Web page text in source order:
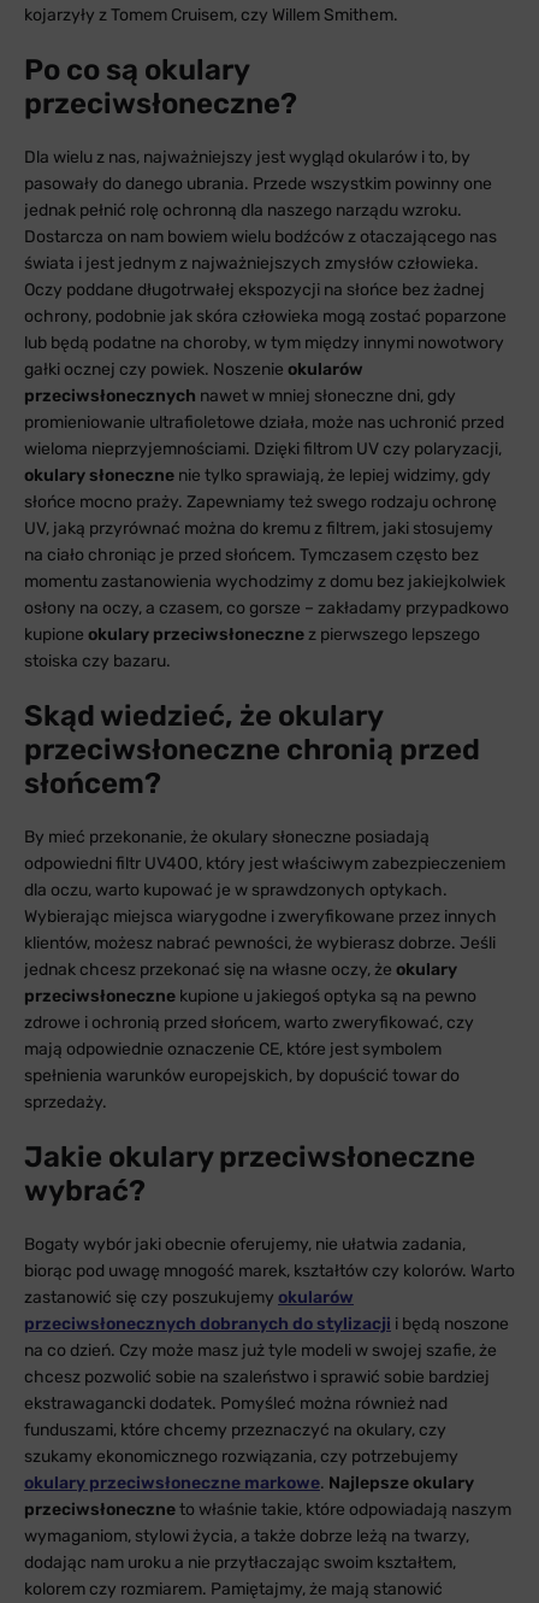
kojarzyły z Tomem Cruisem, czy Willem Smithem.
Po co są okulary
przeciwsłoneczne?
Dla wielu z nas, najważniejszy jest wygląd okularów i to, by
pasowały do danego ubrania. Przede wszystkim powinny one
jednak pełnić rolę ochronną dla naszego narządu wzroku.
Dostarcza on nam bowiem wielu bodźców z otaczającego nas
świata i jest jednym z najważniejszych zmysłów człowieka.
Oczy poddane długotrwałej ekspozycji na słońce bez żadnej
ochrony, podobnie jak skóra człowieka mogą zostać poparzone
lub będą podatne na choroby, w tym między innymi nowotwory
gałki ocznej czy powiek. Noszenie okularów
przeciwsłonecznych nawet w mniej słoneczne dni, gdy
promieniowanie ultrafioletowe działa, może nas uchronić przed
wieloma nieprzyjemnościami. Dzięki filtrom UV czy polaryzacji,
okulary słoneczne nie tylko sprawiają, że lepiej widzimy, gdy
słońce mocno praży. Zapewniamy też swego rodzaju ochronę
UV, jaką przyrównać można do kremu z filtrem, jaki stosujemy
na ciało chroniąc je przed słońcem. Tymczasem często bez
momentu zastanowienia wychodzimy z domu bez jakiejkolwiek
osłony na oczy, a czasem, co gorsze – zakładamy przypadkowo
kupione okulary przeciwsłonecznez pierwszego lepszego
stoiska czy bazaru.
Skąd wiedzieć, że okulary
przeciwsłoneczne chronią przed
słońcem?
By mieć przekonanie, że okulary słoneczne posiadają
odpowiedni filtr UV400, który jest właściwym zabezpieczeniem
dla oczu, warto kupować je w sprawdzonych optykach.
Wybierając miejsca wiarygodne i zweryfikowane przez innych
klientów, możesz nabrać pewności, że wybierasz dobrze. Jeśli
jednak chcesz przekonać się na własne oczy, że okulary
przeciwsłoneczne kupione u jakiegoś optyka są na pewno
zdrowe i ochronią przed słońcem, warto zweryfikować, czy
mają odpowiednie oznaczenie CE, które jest symbolem
spełnienia warunków europejskich, by dopuścić towar do
sprzedaży.
Jakie okulary przeciwsłoneczne
wybrać?
Bogaty wybór jaki obecnie oferujemy, nie ułatwia zadania,
biorąc pod uwagę mnogość marek, kształtów czy kolorów. Warto
zastanowić się czy poszukujemy okularów
przeciwsłonecznych dobranych do stylizacji i będą noszone
na co dzień. Czy może masz już tyle modeli w swojej szafie, że
chcesz pozwolić sobie na szaleństwo i sprawić sobie bardziej
ekstrawagancki dodatek. Pomyśleć można również nad
funduszami, które chcemy przeznaczyć na okulary, czy
szukamy ekonomicznego rozwiązania, czy potrzebujemy
okulary przeciwsłoneczne markowe. Najlepsze okulary
przeciwsłoneczneto właśnie takie, które odpowiadają naszym
wymaganiom, stylowi życia, a także dobrze leżą na twarzy,
dodając nam uroku a nie przytłaczając swoim kształtem,
kolorem czy rozmiarem. Pamiętajmy, że mają stanowić